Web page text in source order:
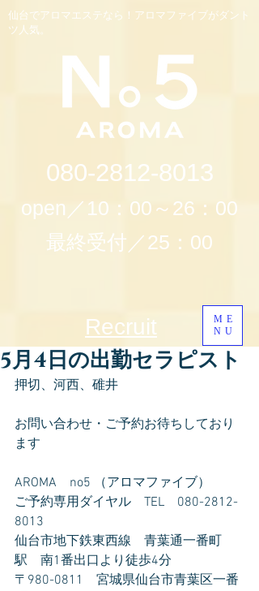
仙台でアロマエステなら！アロマファイブがダント
ツ人気。
080-2812-8013
open／10：00～26：00
最終受付／25：00
ME
NU
Recruit
5月4日の出勤セラピスト
押切、河西、碓井
お問い合わせ・ご予約お待ちしており
ます
AROMA　no5 （アロマファイブ）
ご予約専用ダイヤル　TEL　080-2812-
8013
仙台市地下鉄東西線　青葉通一番町
駅　南1番出口より徒歩4分
〒980-0811　宮城県仙台市青葉区一番